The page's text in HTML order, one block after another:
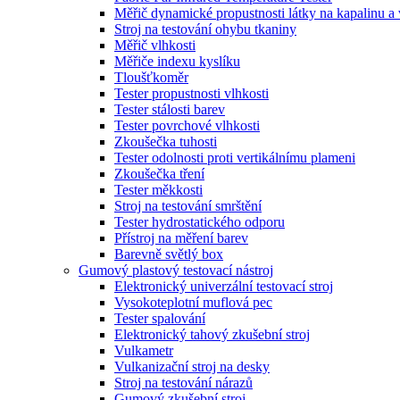
Měřič dynamické propustnosti látky na kapalinu a
Stroj na testování ohybu tkaniny
Měřič vlhkosti
Měřiče indexu kyslíku
Tloušťkoměr
Tester propustnosti vlhkosti
Tester stálosti barev
Tester povrchové vlhkosti
Zkoušečka tuhosti
Tester odolnosti proti vertikálnímu plameni
Zkoušečka tření
Tester měkkosti
Stroj na testování smrštění
Tester hydrostatického odporu
Přístroj na měření barev
Barevně světlý box
Gumový plastový testovací nástroj
Elektronický univerzální testovací stroj
Vysokoteplotní muflová pec
Tester spalování
Elektronický tahový zkušební stroj
Vulkametr
Vulkanizační stroj na desky
Stroj na testování nárazů